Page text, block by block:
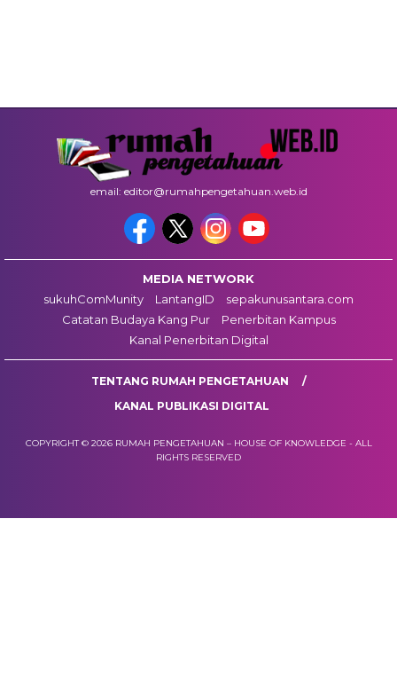
email: editor@rumahpengetahuan.web.id
MEDIA NETWORK
sukuhComMunity
LantangID
sepakunusantara.com
Catatan Budaya Kang Pur
Penerbitan Kampus
Kanal Penerbitan Digital
TENTANG RUMAH PENGETAHUAN
KANAL PUBLIKASI DIGITAL
COPYRIGHT © 2026 RUMAH PENGETAHUAN – HOUSE OF KNOWLEDGE - ALL
RIGHTS RESERVED